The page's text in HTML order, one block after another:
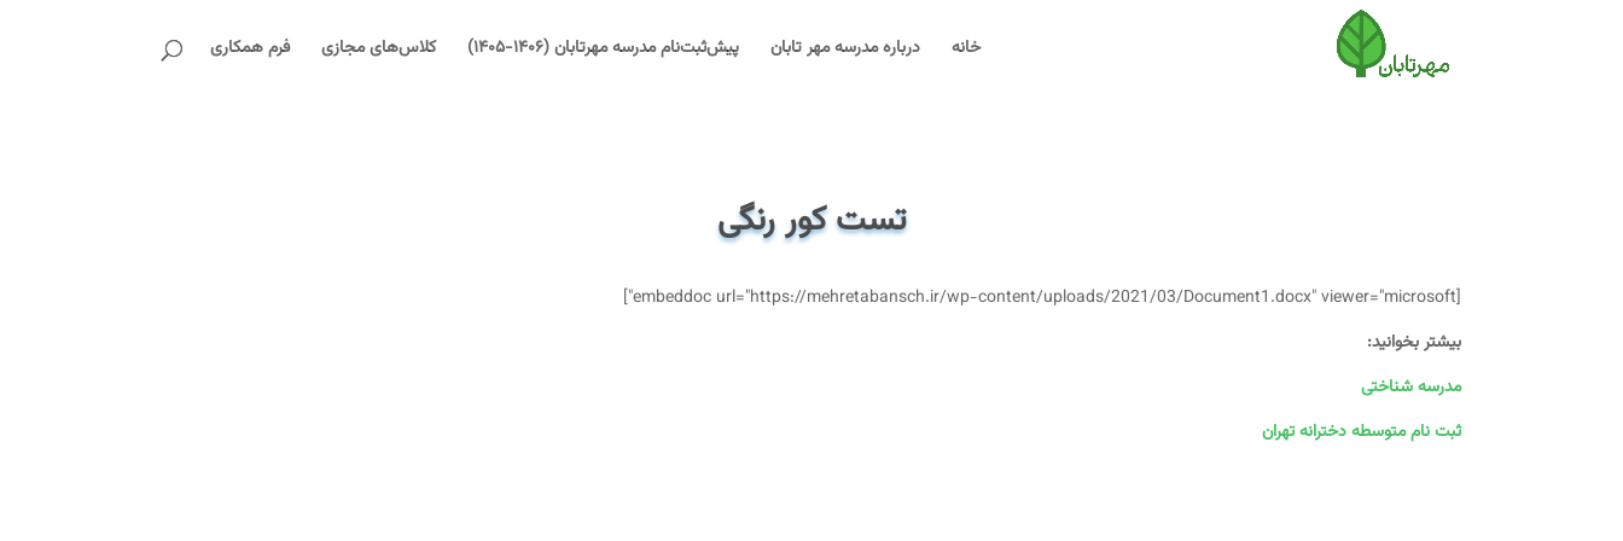
خانه درباره مدرسه مهر تابان پیش‌ثبت‌نام مدرسه مهرتابان (۱۴۰۶-۱۴۰۵) کلاس‌های مجازی فرم همکاری
تست کور رنگی
[embeddoc url="https://mehretabansch.ir/wp-content/uploads/2021/03/Document1.docx" viewer="microsoft"]
بیشتر بخوانید:
مدرسه شناختی
ثبت نام متوسطه دخترانه تهران